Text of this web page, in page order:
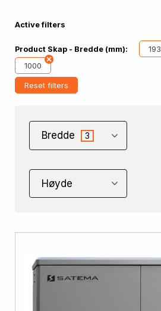
Active filters
Product Skap - Bredde (mm): 193
1000
Reset filters
Bredde 3
Høyde